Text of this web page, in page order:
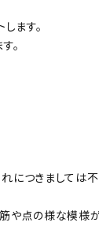
ます。
。
につきましては
点の様な模様が